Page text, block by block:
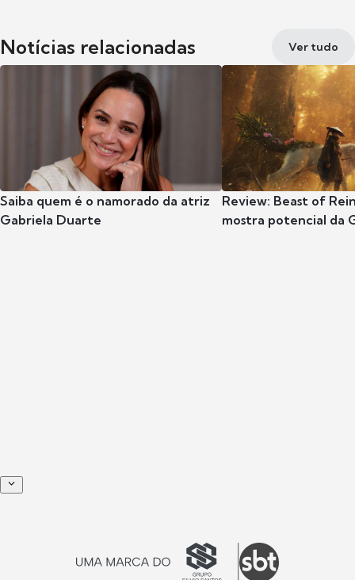
Notícias relacionadas Ver tudo
Saiba quem é o namorado da atriz
Gabriela Duarte
Review: Beast of
mostra potencial da